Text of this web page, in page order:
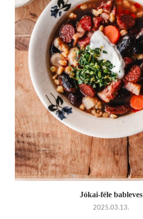
Jókai-féle bableves
2025.03.13.